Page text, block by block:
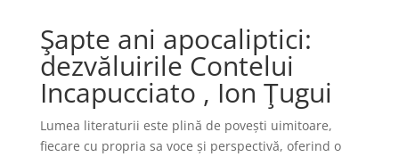
Şapte ani apocaliptici:
dezvăluirile Contelui
Incapucciato , Ion Ţugui
Lumea literaturii este plină de povești uimitoare,
fiecare cu propria sa voce și perspectivă, oferind o